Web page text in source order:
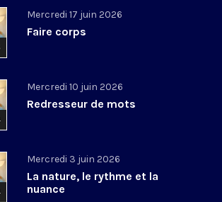
Mercredi 17 juin 2026
Faire corps
Mercredi 10 juin 2026
Redresseur de mots
Mercredi 3 juin 2026
La nature, le rythme et la
nuance